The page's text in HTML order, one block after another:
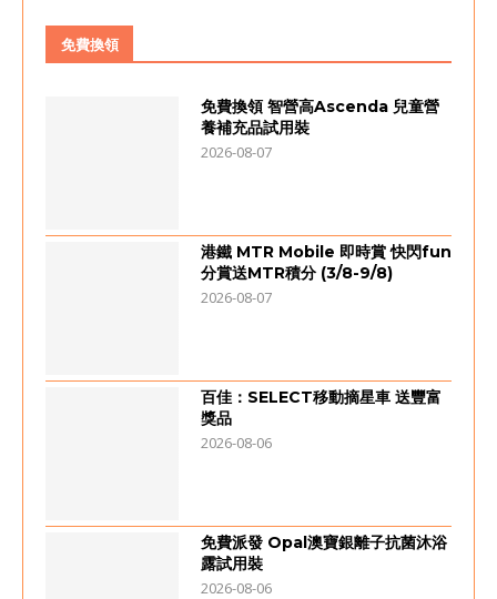
免費換領
免費換領 智營高Ascenda 兒童營
養補充品試用裝
2026-08-07
港鐵 MTR Mobile 即時賞 快閃fun
分賞送MTR積分 (3/8-9/8)
2026-08-07
百佳：SELECT移動摘星車 送豐富
獎品
2026-08-06
免費派發 Opal澳寶銀離子抗菌沐浴
露試用裝
2026-08-06